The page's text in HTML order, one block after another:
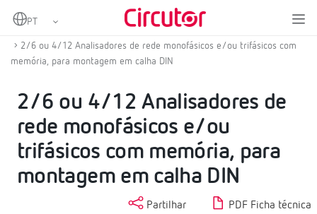
Home
Analisadores de redes fixas
2/6 ou 4/12 Analisadores de rede monofásicos e/ou trifásicos com
memória, para montagem em calha DIN
2/6 ou 4/12 Analisadores de
rede monofásicos e/ou
trifásicos com memória, para
montagem em calha DIN
Partilhar PDF Ficha técnica